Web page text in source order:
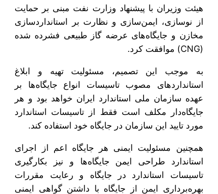
هیئت وزیران با پیشنهاد وزارت نفت مبنی بر حمایت
از نوسازی، ایمن­‌سازی و نظارت بر استانداردسازی
مخازن و جایگاه‌های عرضه گاز طبیعی فشرده شده
(CNG) موافقت کرد.
به موجب این تصمیم، مسئولیت تهیه و ابلاغ
استانداردهای مصوب تاسیسات انواع جایگاه‌ها بر
عهده سازمان ملی استاندارد ایران خواهد بود و هر
جایگاه‌دار مکلف است فقط از تاسیسات استاندارد
مورد تایید این سازمان در جایگاه خود استفاده کند.
همچنین مسئولیت ایمنی هر جایگاه اعم از اجرای
استاندارد طراحی ایمن جایگاه‌ها و نیز بکارگیری
تاسیسات استاندارد در جایگاه و رعایت مقررات
بهره‌برداری ایمن از جایگاه با داشتن گواهی ایمنی